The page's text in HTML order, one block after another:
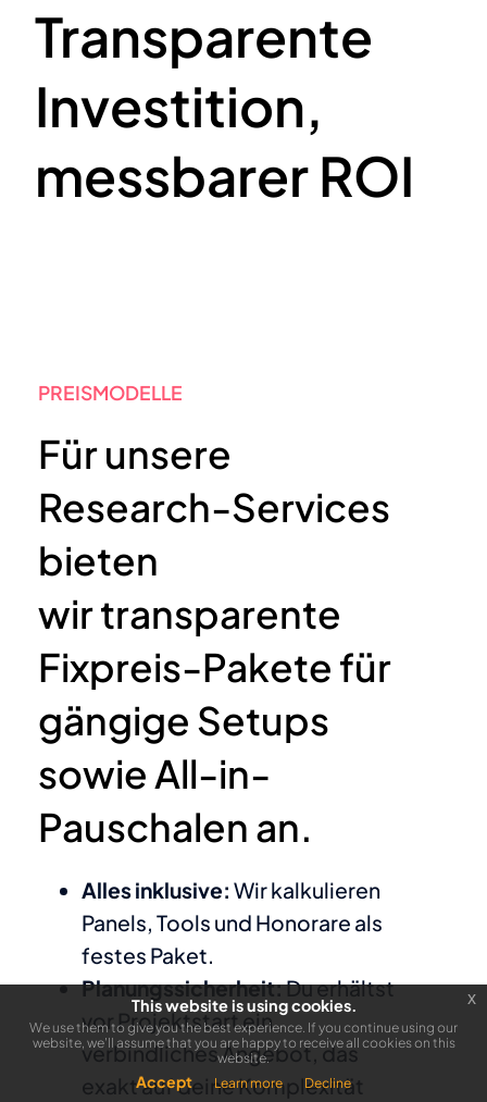
Transparente
Investition,
messbarer ROI
PREISMODELLE
Für unsere
Research-Services
bieten
wir transparente
Fixpreis-Pakete für
gängige Setups
sowie All-in-
Pauschalen an.
Alles inklusive: Wir kalkulieren
Panels, Tools und Honorare als
festes Paket.
Planungssicherheit:Du erhältst
vor Projektstart ein
verbindliches Angebot, das
exakt auf deine Komplexität
This website is using cookies.
We use them to give you the best experience. If you continue using our
website, we'll assume that you are happy to receive all cookies on this
website.
Accept Learn more Decline
x